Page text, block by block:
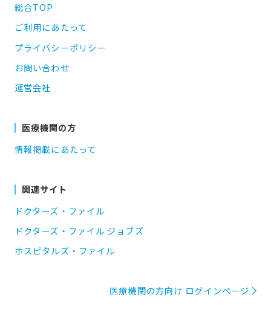
総合TOP
ご利用にあたって
プライバシーポリシー
お問い合わせ
運営会社
医療機関の方
情報掲載にあたって
関連サイト
ドクターズ・ファイル
ドクターズ・ファイル ジョブズ
ホスピタルズ・ファイル
医療機関の方向け ログインページ